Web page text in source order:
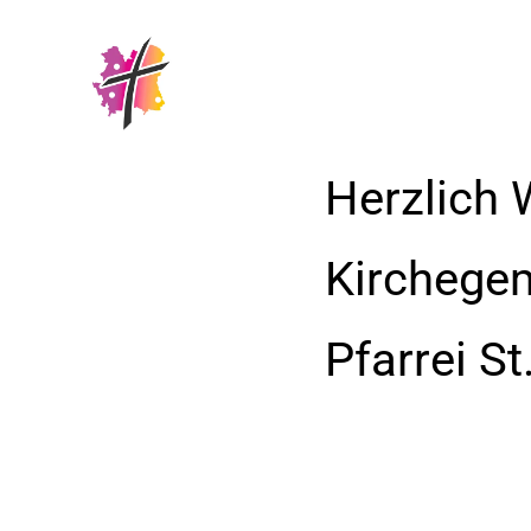
Herzlich
Pfarrei